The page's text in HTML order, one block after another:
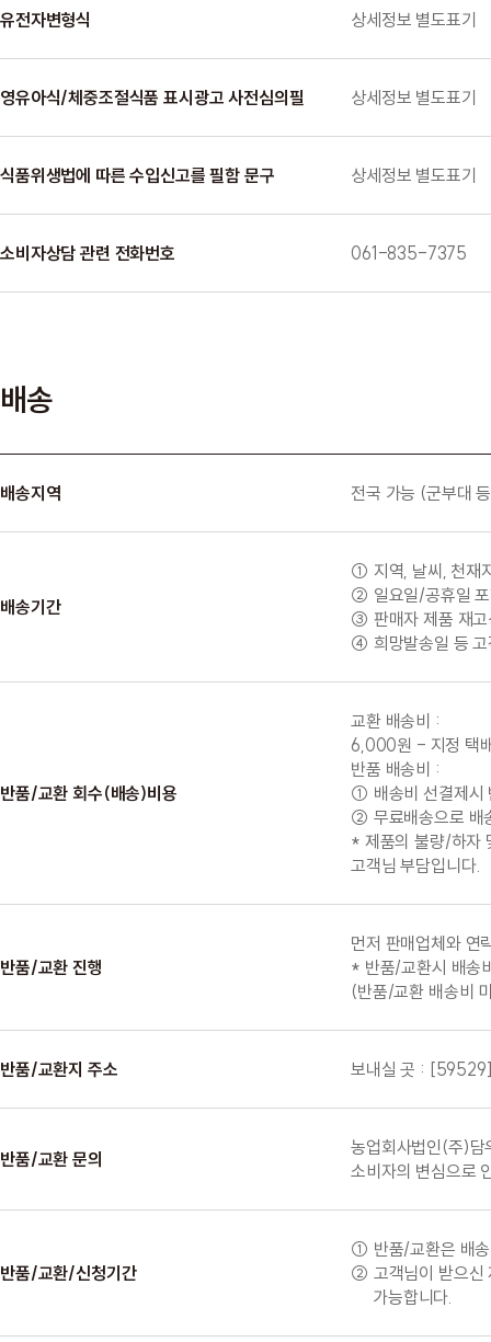
유전자변형식 상세정보 별도표기
영유아식/체중조절식품 표시광고 사전심의필 상세정보 별도표기
식품위생법에 따른 수입신고를 필함 문구 상세정보 별도표기
소비자상담 관련 전화번호 061-835-7375
배송
배송지역 전국 가능 (군부대
배송기간
① 지역, 날씨, 천재
② 일요일/공휴일 포
③ 판매자 제품 재고
④ 희망발송일 등 고
반품/교환 회수(배송)비용
교환 배송비 :
6,000원 - 지정 택
반품 배송비 :
① 배송비 선결제시
② 무료배송으로 배
* 제품의 불량/하자
고객님 부담입니다.
반품/교환 진행
먼저 판매업체와 연
* 반품/교환시 배송
(반품/교환 배송비
반품/교환지 주소 보내실 곳 : [59529]
반품/교환 문의
농업회사법인(주)
소비자의 변심으로
반품/교환/신청기간
① 반품/교환은 배송
② 고객님이 받으신
가능합니다.